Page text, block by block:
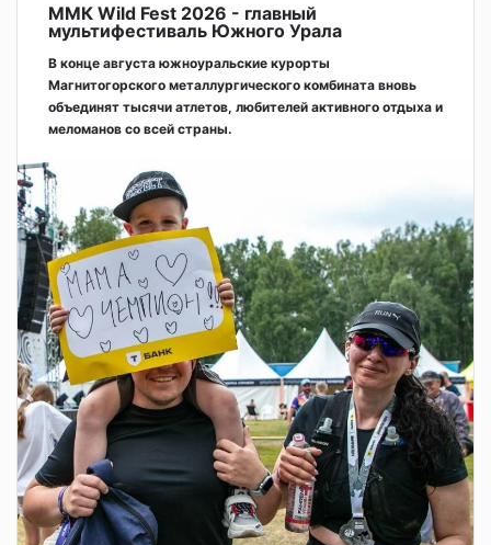
ММК Wild Fest 2026 - главный
мультифестиваль Южного Урала
В конце августа южноуральские курорты
Магнитогорского металлургического комбината вновь
объединят тысячи атлетов, любителей активного отдыха и
меломанов со всей страны.